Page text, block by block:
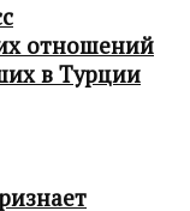
отношений
в Турции